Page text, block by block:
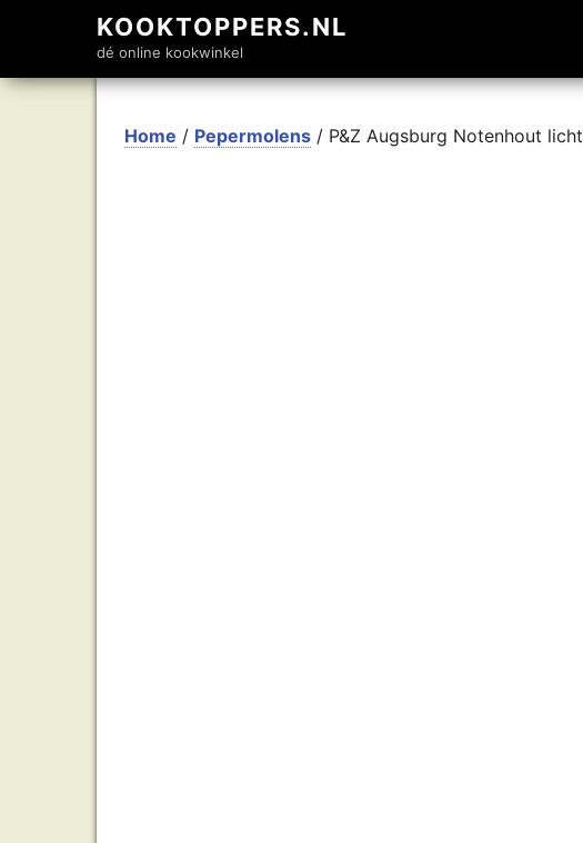
KOOKTOPPERS.NL
dé online kookwinkel
Home / Pepermolens / P&Z Augsburg Notenhout licht